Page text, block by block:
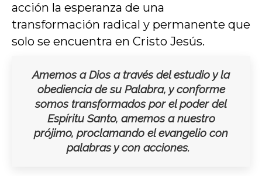
acción la esperanza de una
transformación radical y permanente que
solo se encuentra en Cristo Jesús.
Amemos a Dios a través del estudio y la
obediencia de su Palabra, y conforme
somos transformados por el poder del
Espíritu Santo, amemos a nuestro
prójimo, proclamando el evangelio con
palabras y con acciones.